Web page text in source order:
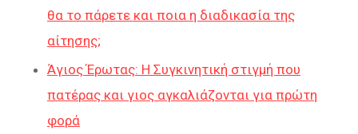
θα το πάρετε και ποια η διαδικασία της
αίτησης;
Άγιος Έρωτας: Η Συγκινητική στιγμή που
πατέρας και γιος αγκαλιάζονται για πρώτη
φορά